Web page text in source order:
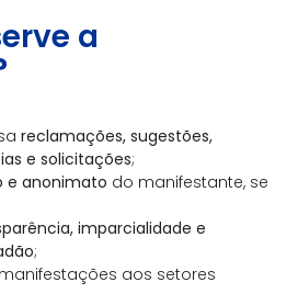
a
reclamações, sugestões,
e solicitações;
e anonimato do manifestante, se
imparcialidade e
;
aos setores